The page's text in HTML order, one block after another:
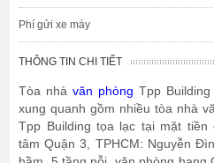
Phí gửi xe máy
THÔNG TIN CHI TIẾT
Tòa nhà văn phòng Tpp
xung quanh gồm nhiều tòa nhà
Tpp Building tọa lạc tại mặt
tâm Quận 3, TPHCM: Nguyễn